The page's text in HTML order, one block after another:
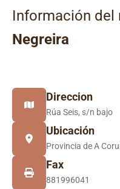
Información del
Negreira
Direccion
Rúa Seis, s/n bajo
Ubicación
Provincia de A
Fax
881996041